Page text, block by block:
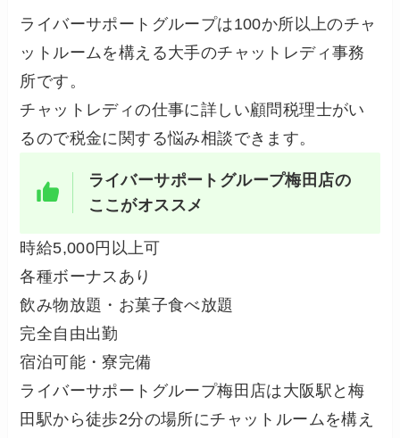
ライバーサポートグループは100か所以上のチャ
ットルームを構える大手のチャットレディ事務
所です。
チャットレディの仕事に詳しい顧問税理士がい
るので税金に関する悩み相談できます。
ライバーサポートグループ梅田店の
ここがオススメ
時給5,000円以上可
各種ボーナスあり
飲み物放題・お菓子食べ放題
完全自由出勤
宿泊可能・寮完備
ライバーサポートグループ梅田店は大阪駅と梅
田駅から徒歩2分の場所にチャットルームを構え